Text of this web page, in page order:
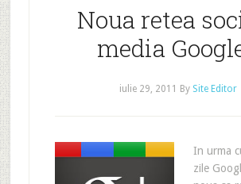
Noua retea
media
iulie 29, 2011 By Site Editor
In urma
zile